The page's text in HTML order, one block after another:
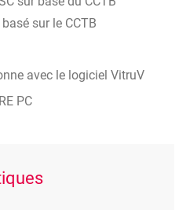
sur le CCTB
avec le logiciel VitruV
PC